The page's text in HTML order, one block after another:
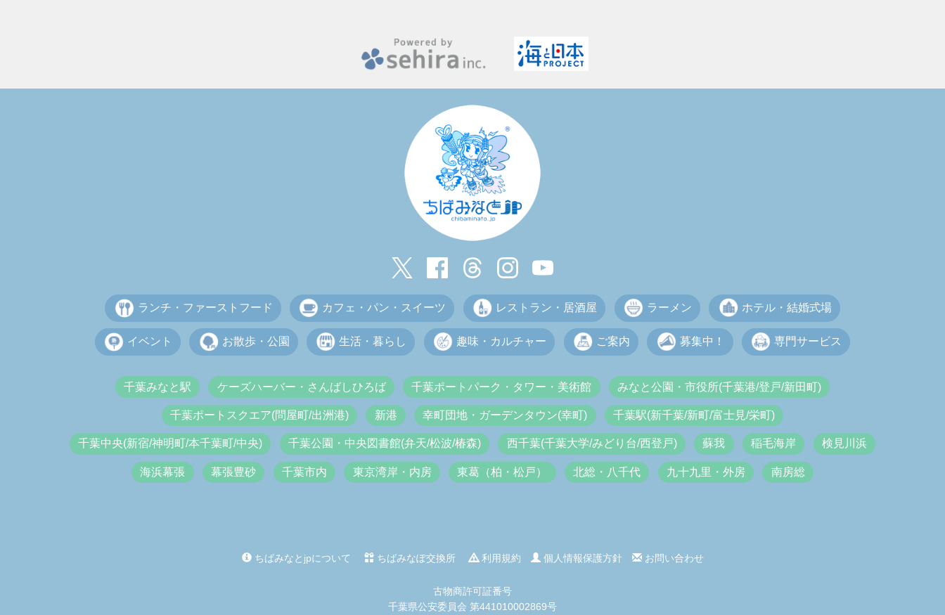
ランチ・ファーストフード カフェ・パン・スイーツ レストラン・居酒屋 ラーメン ホテル・結婚式場
イベント お散歩・公園 生活・暮らし 趣味・カルチャー ご案内 募集中！ 専門サービス
千葉みなと駅 ケーズハーバー・さんばしひろば 千葉ポートパーク・タワー・美術館 みなと公園・市役所(千葉港/登戸/新田町)
千葉ポートスクエア(問屋町/出洲港) 新港 幸町団地・ガーデンタウン(幸町) 千葉駅(新千葉/新町/富士見/栄町)
千葉中央(新宿/神明町/本千葉町/中央) 千葉公園・中央図書館(弁天/松波/椿森) 西千葉(千葉大学/みどり台/西登戸) 蘇我 稲毛海岸 検見川浜
海浜幕張 幕張豊砂 千葉市内 東京湾岸・内房 東葛（柏・松戸） 北総・八千代 九十九里・外房 南房総
ちばみなとjpについて ちばみなぽ交換所 利用規約 個人情報保護方針 お問い合わせ
古物商許可証番号
千葉県公安委員会 第441010002869号